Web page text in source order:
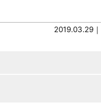
2019.03.29｜